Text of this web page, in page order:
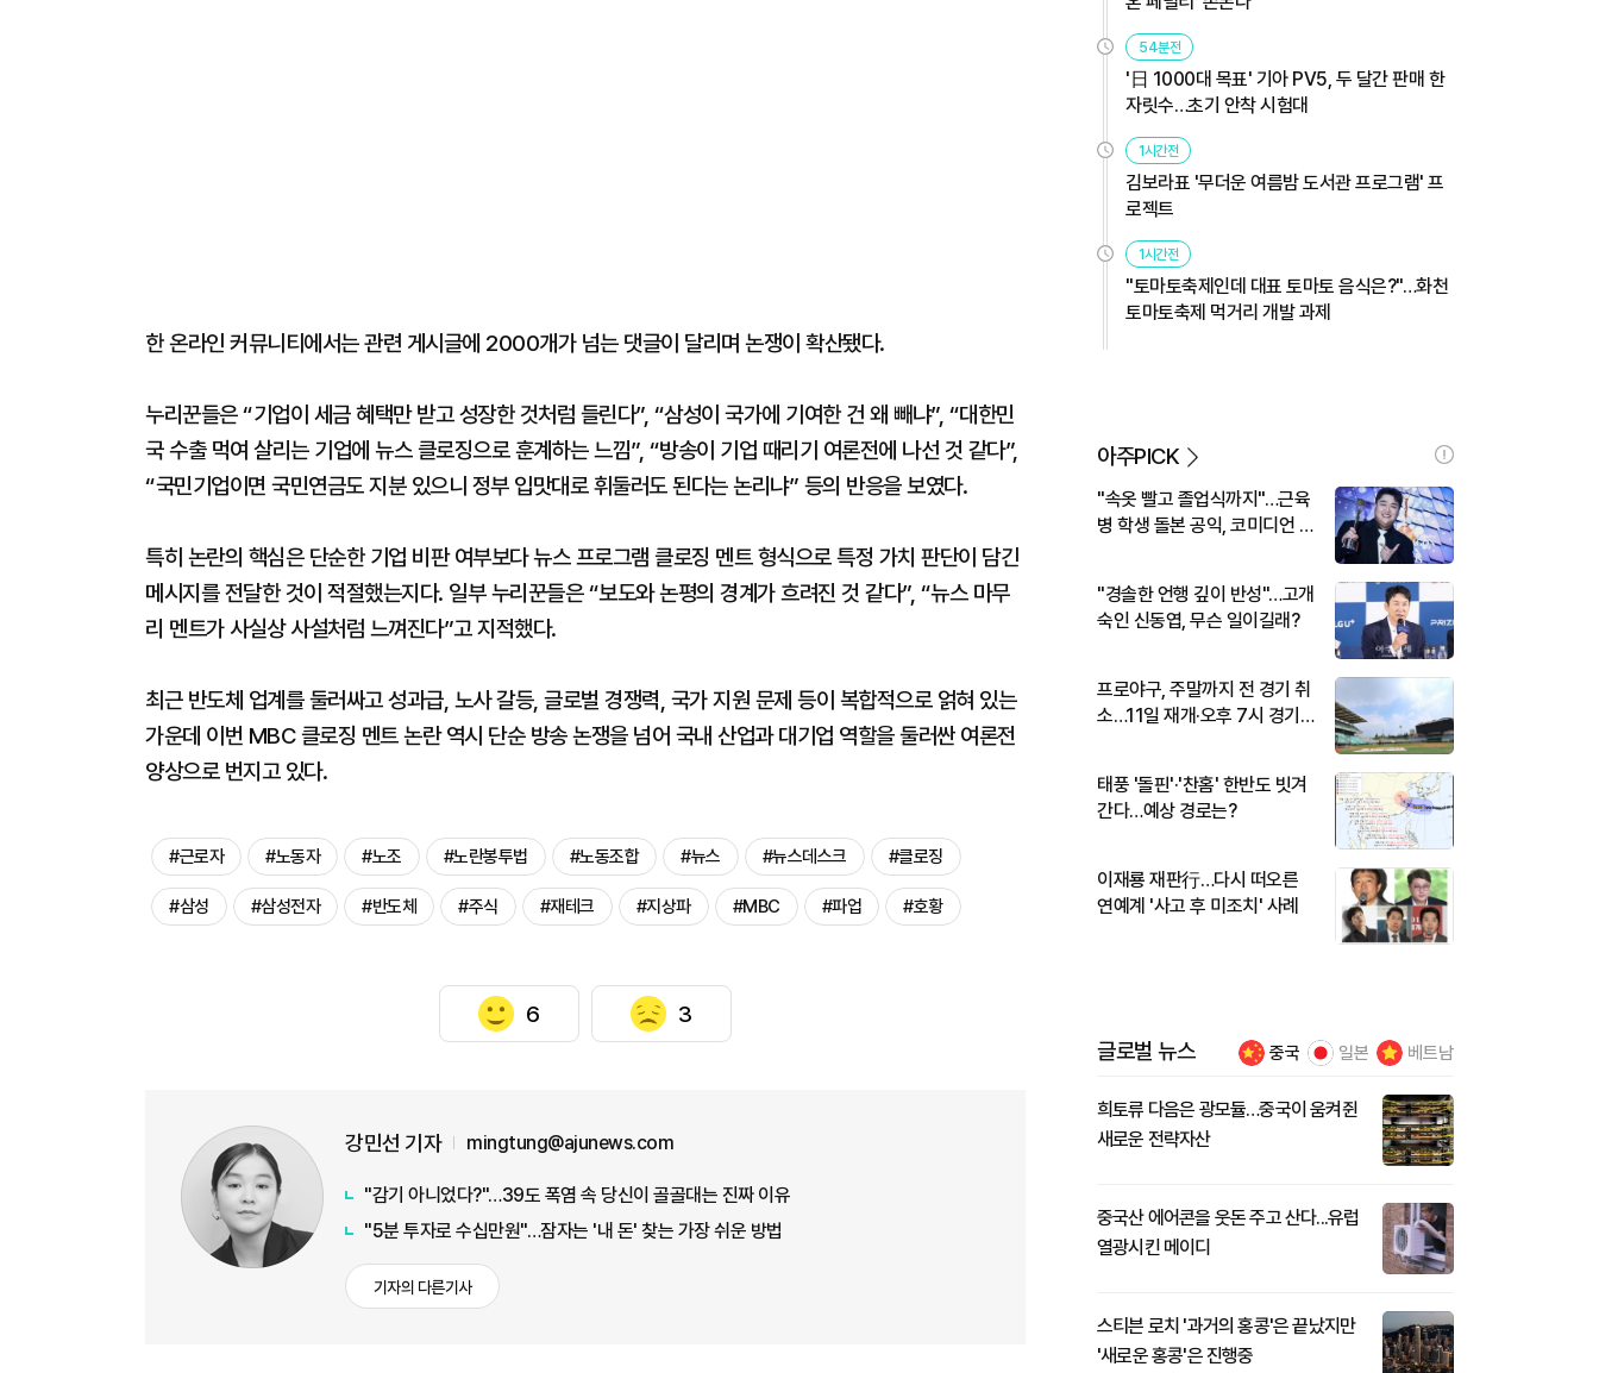
한 온라인 커뮤니티에서는 관련 게시글에 2000개가 넘는 댓글이 달리며 논쟁이 확산됐다.
누리꾼들은 “기업이 세금 혜택만 받고 성장한 것처럼 들린다”, “삼성이 국가에 기여한 건 왜 빼냐”, “대한민
국 수출 먹여 살리는 기업에 뉴스 클로징으로 훈계하는 느낌”, “방송이 기업 때리기 여론전에 나선 것 같다”,
“국민기업이면 국민연금도 지분 있으니 정부 입맛대로 휘둘러도 된다는 논리냐” 등의 반응을 보였다.
특히 논란의 핵심은 단순한 기업 비판 여부보다 뉴스 프로그램 클로징 멘트 형식으로 특정 가치 판단이 담긴
메시지를 전달한 것이 적절했는지다. 일부 누리꾼들은 “보도와 논평의 경계가 흐려진 것 같다”, “뉴스 마무
리 멘트가 사실상 사설처럼 느껴진다”고 지적했다.
최근 반도체 업계를 둘러싸고 성과급, 노사 갈등, 글로벌 경쟁력, 국가 지원 문제 등이 복합적으로 얽혀 있는
가운데 이번 MBC 클로징 멘트 논란 역시 단순 방송 논쟁을 넘어 국내 산업과 대기업 역할을 둘러싼 여론전
양상으로 번지고 있다.
#근로자 #노동자 #노조 #노란봉투법 #노동조합 #뉴스 #뉴스데스크 #클로징
#삼성 #삼성전자 #반도체 #주식 #재테크 #지상파 #MBC #파업 #호황
6 3
강민선 기자 mingtung@ajunews.com
"감기 아니었다?"…39도 폭염 속 당신이 골골대는 진짜 이유
"5분 투자로 수십만원"…잠자는 '내 돈' 찾는 가장 쉬운 방법
기자의 다른기사
54분전
'日 1000대 목표' 기아 PV5, 두 달간 판매 한
자릿수…초기 안착 시험대
1시간전
김보라표 '무더운 여름밤 도서관 프로그램' 프
로젝트
1시간전
"토마토축제인데 대표 토마토 음식은?"…화천
토마토축제 먹거리 개발 과제
아주PICK
"속옷 빨고 졸업식까지"…근육
병 학생 돌본 공익, 코미디언 김
"경솔한 언행 깊이 반성"…고개
숙인 신동엽, 무슨 일이길래?
프로야구, 주말까지 전 경기 취
소…11일 재개·오후 7시 경기
태풍 '돌핀'·'찬홈' 한반도 빗겨
간다…예상 경로는?
이재룡 재판行…다시 떠오른
연예계 '사고 후 미조치' 사례
글로벌 뉴스 중국 일본 베트남
희토류 다음은 광모듈…중국이 움켜쥔
새로운 전략자산
중국산 에어콘을 웃돈 주고 산다...유럽
열광시킨 메이디
스티븐 로치 '과거의 홍콩'은 끝났지만
'새로운 홍콩'은 진행중